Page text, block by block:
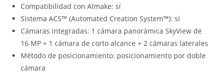
Compatibilidad con Almake: sí
Sistema ACS™ (Automated Creation System™): sí
Cámaras integradas: 1 cámara panorámica SkyView de
16 MP + 1 cámara de corto alcance + 2 cámaras laterales
Método de posicionamiento: posicionamiento por doble
cámara